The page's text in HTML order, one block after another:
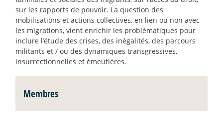
sur les rapports de pouvoir. La question des
mobilisations et actions collectives, en lien ou non avec
les migrations, vient enrichir les problématiques pour
inclure l’étude des crises, des inégalités, des parcours
militants et / ou des dynamiques transgressives,
insurrectionnelles et émeutières.
Membres